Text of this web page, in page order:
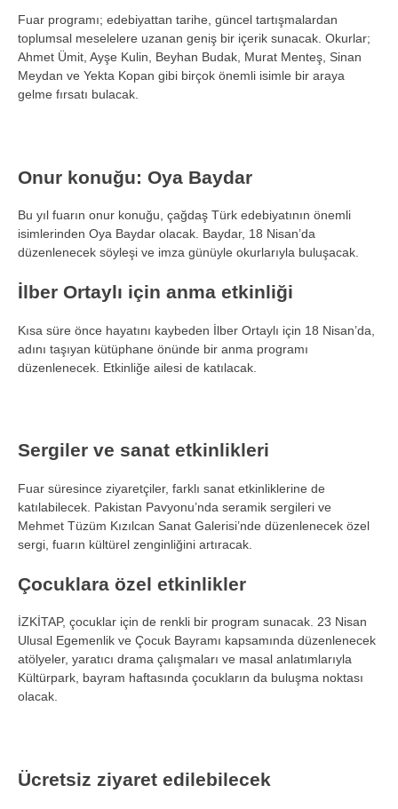
Fuar programı; edebiyattan tarihe, güncel tartışmalardan
toplumsal meselelere uzanan geniş bir içerik sunacak. Okurlar;
Ahmet Ümit, Ayşe Kulin, Beyhan Budak, Murat Menteş, Sinan
Meydan ve Yekta Kopan gibi birçok önemli isimle bir araya
gelme fırsatı bulacak.
Onur konuğu: Oya Baydar
Bu yıl fuarın onur konuğu, çağdaş Türk edebiyatının önemli
isimlerinden Oya Baydar olacak. Baydar, 18 Nisan’da
düzenlenecek söyleşi ve imza günüyle okurlarıyla buluşacak.
İlber Ortaylı için anma etkinliği
Kısa süre önce hayatını kaybeden İlber Ortaylı için 18 Nisan’da,
adını taşıyan kütüphane önünde bir anma programı
düzenlenecek. Etkinliğe ailesi de katılacak.
Sergiler ve sanat etkinlikleri
Fuar süresince ziyaretçiler, farklı sanat etkinliklerine de
katılabilecek. Pakistan Pavyonu’nda seramik sergileri ve
Mehmet Tüzüm Kızılcan Sanat Galerisi’nde düzenlenecek özel
sergi, fuarın kültürel zenginliğini artıracak.
Çocuklara özel etkinlikler
İZKİTAP, çocuklar için de renkli bir program sunacak. 23 Nisan
Ulusal Egemenlik ve Çocuk Bayramı kapsamında düzenlenecek
atölyeler, yaratıcı drama çalışmaları ve masal anlatımlarıyla
Kültürpark, bayram haftasında çocukların da buluşma noktası
olacak.
Ücretsiz ziyaret edilebilecek